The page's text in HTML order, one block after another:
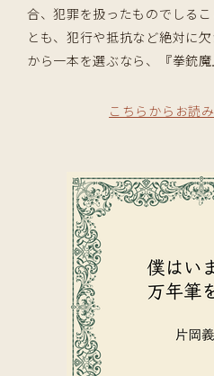
合、犯罪を扱ったものでしる
とも、犯行や抵抗など絶対に
から一本を選ぶなら、『拳銃魔
こちらからお読